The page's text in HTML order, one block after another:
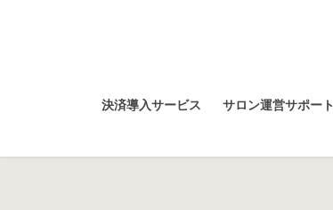
決済導入サービス サロン運営サポート